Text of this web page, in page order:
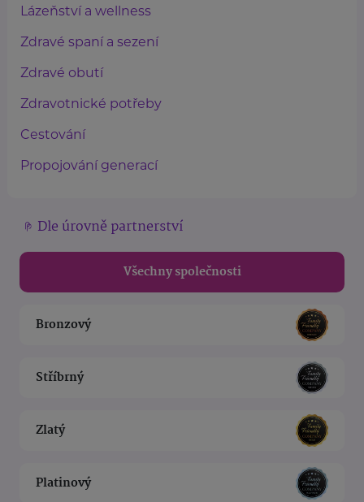
Lázeňství a wellness
Zdravé spaní a sezení
Zdravé obutí
Zdravotnické potřeby
Cestování
Propojování generací
Dle úrovně partnerství
Všechny společnosti
Bronzový
Stříbrný
Zlatý
Platinový